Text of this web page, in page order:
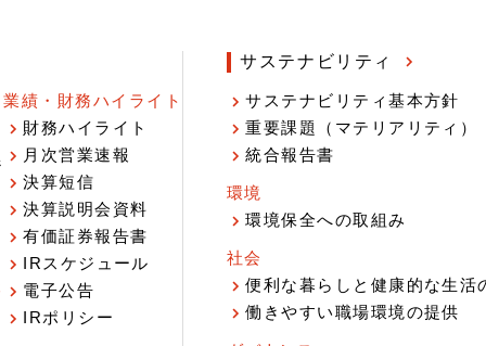
業績・財務ハイライト
財務ハイライト
月次営業速報
決算短信
決算説明会資料
有価証券報告書
IRスケジュール
電子公告
IRポリシー
サステナビリティ
サステナビリティ基本方針
重要課題（マテリアリティ）
統合報告書
環境
環境保全への取組み
社会
便利な暮らしと健康的な生活
働きやすい職場環境の提供